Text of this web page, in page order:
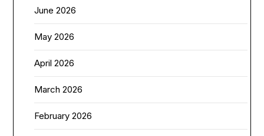
June 2026
May 2026
April 2026
March 2026
February 2026